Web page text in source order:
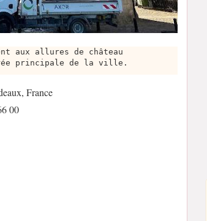
aux allures de château
principale de la ville.
France
00